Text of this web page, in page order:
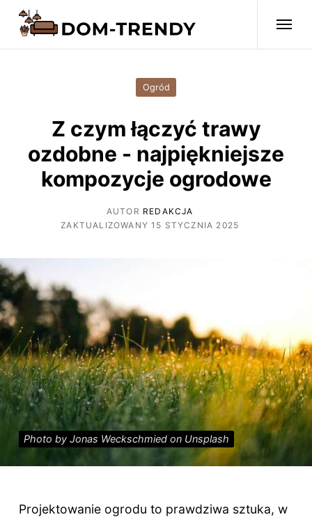
Ogród
Z czym łączyć trawy
ozdobne - najpiękniejsze
kompozycje ogrodowe
AUTOR REDAKCJA
ZAKTUALIZOWANY 15 STYCZNIA 2025
Photo by Jonas Weckschmied on Unsplash
Projektowanie ogrodu to prawdziwa sztuka, w